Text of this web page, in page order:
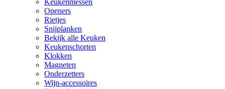
Keukenmessen
Openers
Rietjes
Snijplanken
Bekijk alle Keuken
Keukenschorten
Klokken
Magneten
Onderzetters
Wijn-accessoires